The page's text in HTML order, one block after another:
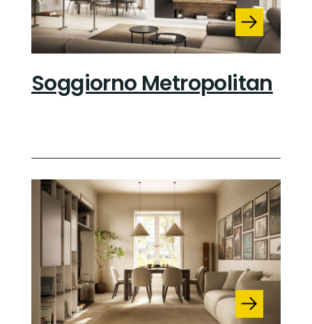
Soggiorno Metropolitan